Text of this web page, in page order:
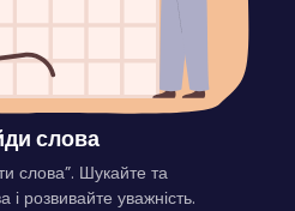
слова
слова”. Шукайте та
і розвивайте уважність.